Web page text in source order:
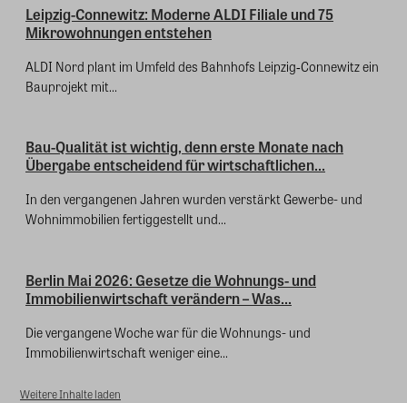
Leipzig-Connewitz: Moderne ALDI Filiale und 75
Mikrowohnungen entstehen
ALDI Nord plant im Umfeld des Bahnhofs Leipzig‑Connewitz ein
Bauprojekt mit...
Bau-Qualität ist wichtig, denn erste Monate nach
Übergabe entscheidend für wirtschaftlichen...
In den vergangenen Jahren wurden verstärkt Gewerbe- und
Wohnimmobilien fertiggestellt und...
Berlin Mai 2026: Gesetze die Wohnungs- und
Immobilienwirtschaft verändern – Was...
Die vergangene Woche war für die Wohnungs- und
Immobilienwirtschaft weniger eine...
Weitere Inhalte laden